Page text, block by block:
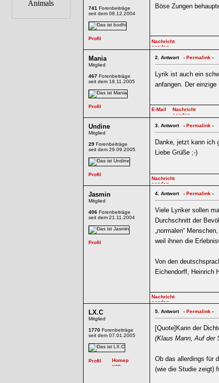
741 Forenbeiträge
seit dem 08.12.2004
Böse Zungen
Mania
Mitglied
467 Forenbeiträge
seit dem 18.11.2005
2. Antwort - Permalink -
Lyrik ist auch ein
anfangen. Der
Undine
Mitglied
29 Forenbeiträge
seit dem 29.09.2005
3. Antwort - Permalink -
Danke, jetzt kann ich
Liebe Grüße ;-)
Jasmin
Mitglied
406 Forenbeiträge
seit dem 21.11.2004
4. Antwort - Permalink -
Viele Lyriker sollen
Durchschnitt der
„normalen“
weil ihnen die
Von den
Eichendorff, Heinrich
LX.C
Mitglied
1770 Forenbeiträge
seit dem 07.01.2005
5. Antwort - Permalink -
[Quote]Kann der
(Klaus Mann, Auf der
Ob das allerdings für
(wie die Studie zeigt)